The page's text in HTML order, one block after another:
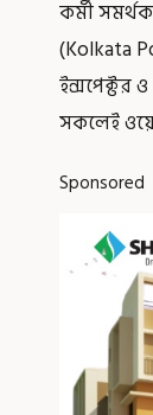
কর্মী
(Kolkata
ইন্সপেক্টর
সকলেই
Sponsored